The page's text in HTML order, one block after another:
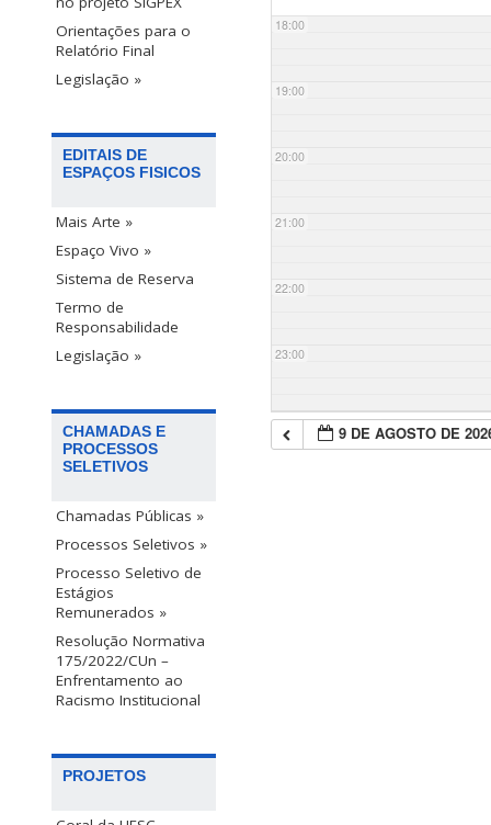
Orientações para o
Relatório Final
Legislação »
EDITAIS DE
ESPAÇOS FISICOS
Mais Arte »
Espaço Vivo »
Sistema de Reserva
Termo de
Responsabilidade
Legislação »
CHAMADAS E
PROCESSOS
SELETIVOS
Chamadas Públicas »
Processos Seletivos »
Processo Seletivo de
Estágios
Remunerados »
Resolução Normativa
175/2022/CUn –
Enfrentamento ao
Racismo Institucional
PROJETOS
18:00
19:00
20:00
21:00
22:00
23:00
9 DE AGOSTO DE